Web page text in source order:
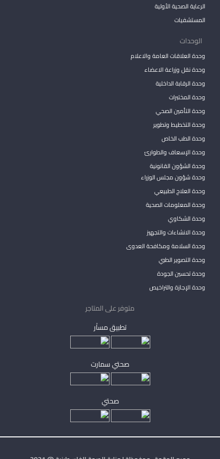
الرعاية الصحية الأولية
المستشفيات
الوحدات
وحدة العلاقات العامة والاعلام
وحدة نقل وزراعة الاعضاء
وحدة الرقابة الداخلية
وحدة المختبرات
وحدة التأمين الصحي
وحدة التخطيط وتطوير
وحدة الطب الخاص
وحدة الإسعاف والطوارئ
وحدة الشؤون القانونية
وحدة شؤون مجلس الوزراء
وحدة العلاج الطبيعي
وحدة المعلومات الصحية
وحدة الشكاوي
وحدة الانشاءات والتجهيز
وحدة السلامة ومكافحة العدوى
وحدة التصوير الطبي
وحدة تحسين الجودة
وحدة الإجازة والتراخيص
متوفر على المتاجر
تطبيق مساْر
صحتي سمارت
صحتي